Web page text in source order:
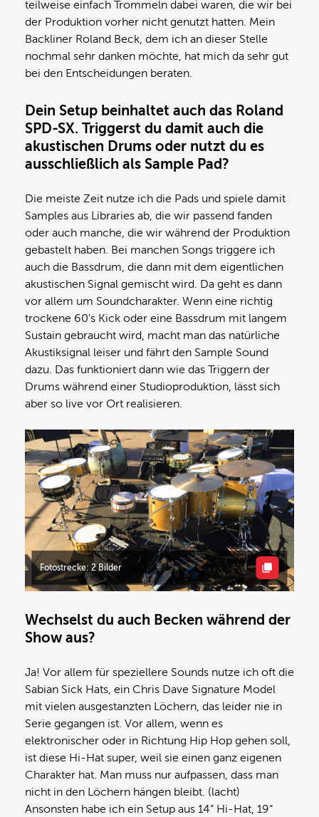
teilweise einfach Trommeln dabei waren, die wir bei
der Produktion vorher nicht genutzt hatten. Mein
Backliner Roland Beck, dem ich an dieser Stelle
nochmal sehr danken möchte, hat mich da sehr gut
bei den Entscheidungen beraten.
Dein Setup beinhaltet auch das Roland
SPD-SX. Triggerst du damit auch die
akustischen Drums oder nutzt du es
ausschließlich als Sample Pad?
Die meiste Zeit nutze ich die Pads und spiele damit
Samples aus Libraries ab, die wir passend fanden
oder auch manche, die wir während der Produktion
gebastelt haben. Bei manchen Songs triggere ich
auch die Bassdrum, die dann mit dem eigentlichen
akustischen Signal gemischt wird. Da geht es dann
vor allem um Soundcharakter. Wenn eine richtig
trockene 60’s Kick oder eine Bassdrum mit langem
Sustain gebraucht wird, macht man das natürliche
Akustiksignal leiser und fährt den Sample Sound
dazu. Das funktioniert dann wie das Triggern der
Drums während einer Studioproduktion, lässt sich
aber so live vor Ort realisieren.
Fotostrecke: 2 Bilder
Wechselst du auch Becken während der
Show aus?
Ja! Vor allem für speziellere Sounds nutze ich oft die
Sabian Sick Hats, ein Chris Dave Signature Model
mit vielen ausgestanzten Löchern, das leider nie in
Serie gegangen ist. Vor allem, wenn es
elektronischer oder in Richtung Hip Hop gehen soll,
ist diese Hi-Hat super, weil sie einen ganz eigenen
Charakter hat. Man muss nur aufpassen, dass man
nicht in den Löchern hängen bleibt. (lacht)
Ansonsten habe ich ein Setup aus 14“ Hi-Hat, 19“